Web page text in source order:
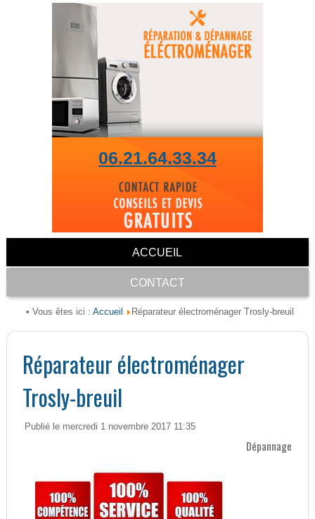
06.21.64.33.34
ACCUEIL
CONTACT
• Vous êtes ici : Accueil Réparateur électroménager Trosly-breuil
Réparateur électroménager
Trosly-breuil
Publié le mercredi 1 novembre 2017 11:35
Dépannage